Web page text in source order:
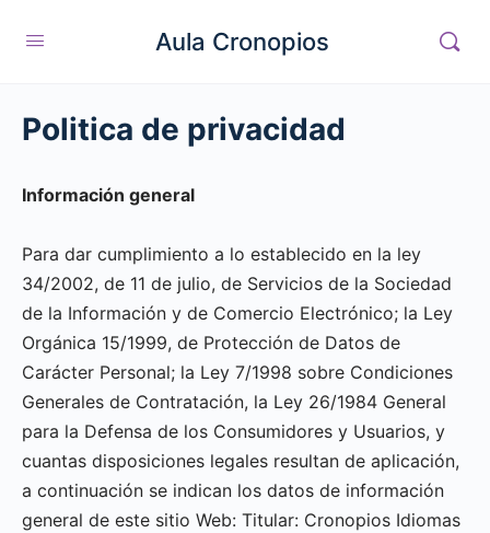
Aula Cronopios
Politica de privacidad
Información general
Para dar cumplimiento a lo establecido en la ley
34/2002, de 11 de julio, de Servicios de la Sociedad
de la Información y de Comercio Electrónico; la Ley
Orgánica 15/1999, de Protección de Datos de
Carácter Personal; la Ley 7/1998 sobre Condiciones
Generales de Contratación, la Ley 26/1984 General
para la Defensa de los Consumidores y Usuarios, y
cuantas disposiciones legales resultan de aplicación,
a continuación se indican los datos de información
general de este sitio Web: Titular: Cronopios Idiomas